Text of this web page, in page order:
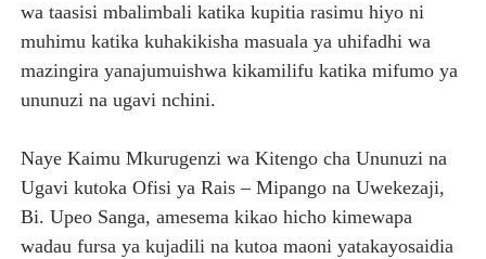
wa taasisi mbalimbali katika kupitia rasimu hiyo ni
muhimu katika kuhakikisha masuala ya uhifadhi wa
mazingira yanajumuishwa kikamilifu katika mifumo ya
ununuzi na ugavi nchini.
Naye Kaimu Mkurugenzi wa Kitengo cha Ununuzi na
Ugavi kutoka Ofisi ya Rais – Mipango na Uwekezaji,
Bi. Upeo Sanga, amesema kikao hicho kimewapa
wadau fursa ya kujadili na kutoa maoni yatakayosaidia